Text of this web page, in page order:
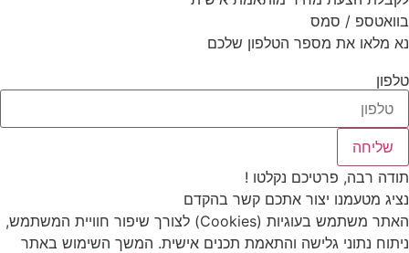
/ סמס
מלאו את מספר הטלפון שלכם
שליחה
רבה, פרטיכם נקלטו !
מטעמנו יצור אתכם קשר בהקדם
האתר משתמש בעוגיות (Cookies) לצורך שיפור חוויית המשתמש,
נתוני גלישה והתאמת תכנים אישית. המשך השימוש באתר